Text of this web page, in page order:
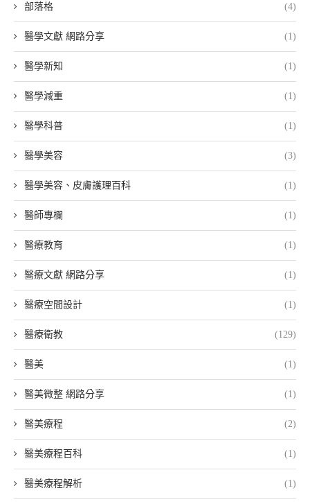
部落格 (4)
醫學文獻 網路分享 (1)
醫學新知 (1)
醫學減重 (1)
醫學科普 (1)
醫學美容 (3)
醫學美容、皮膚護理百科 (1)
醫師專欄 (1)
醫療教育 (1)
醫療文獻 網路分享 (1)
醫療空間設計 (1)
醫療衛教 (129)
醫美 (1)
醫美微整 網路分享 (1)
醫美療程 (2)
醫美療程百科 (1)
醫美療程解析 (1)